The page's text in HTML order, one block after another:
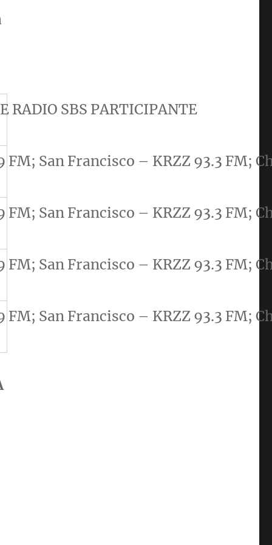
RADIO SBS PARTICIPANTE
San Francisco – KRZZ 93.3 FM;
San Francisco – KRZZ 93.3 FM;
San Francisco – KRZZ 93.3 FM;
San Francisco – KRZZ 93.3 FM;